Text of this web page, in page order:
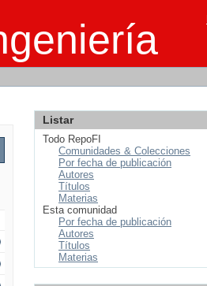
Listar
Todo RepoFI
Comunidades & Colecciones
Por fecha de publicación
Autores
Títulos
Materias
Esta comunidad
Por fecha de publicación
Autores
Títulos
Materias